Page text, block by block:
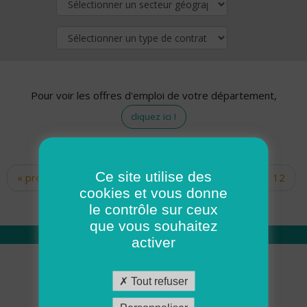
Pour voir les offres d'emploi de votre département,
cliquez ici !
Pages
« premier ‹ précédent … 10
12
14 15 16 17
Qui sommes nous
Académie ADMR
Ce site utilise des
cookies et vous donne
le contrôle sur ceux
que vous souhaitez
activer
Tout refuser